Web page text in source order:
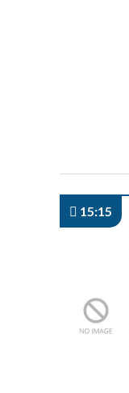
15:15